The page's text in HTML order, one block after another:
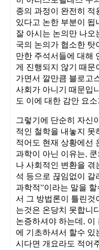
종의 과정이 완전히
있다고 논한 부분이 됩
잘 아시는 논의만 나
국의 논의가 협소한
만한 주석서들에 대해
게 진행되지 않기 때문
가면서 깔만큼 블로고
사회가 아니기 때문입
도 이에 대한 감안 요
그렇기에 단순히 자신
적인 철학을 내놓지
적어도 현재 상황에선
과학이 아닌 이유는,
나 사회적인 변환을 겪
석 등으로 끊임없이 갈
과학적”이라는 말을
서 그 방법론이 틀린
는것은 온당치 못합니
논증하셔야 하는데, 이
에 기초하셔서 할수
시다면 개요라도 적어